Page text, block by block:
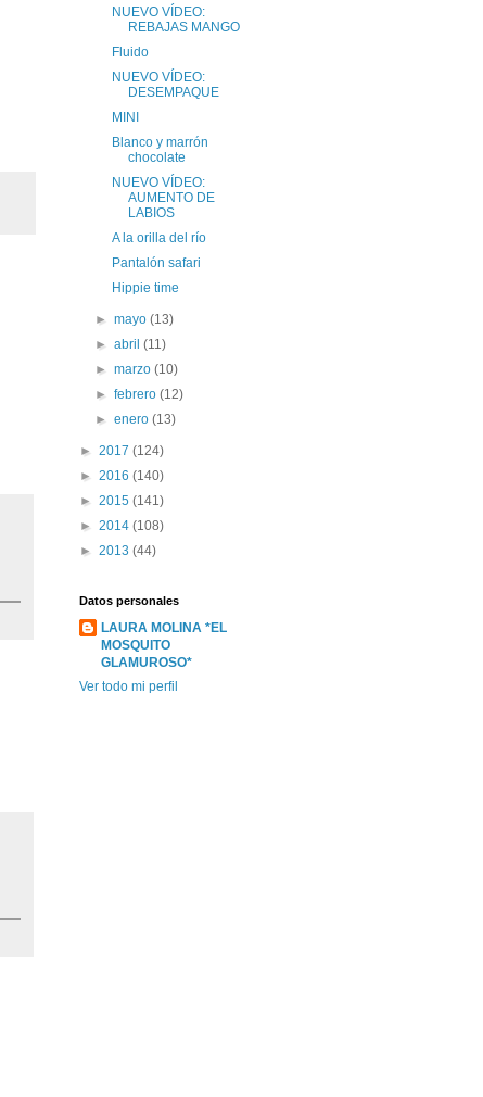
NUEVO VÍDEO:
REBAJAS MANGO
Fluido
NUEVO VÍDEO:
DESEMPAQUE
MINI
Blanco y marrón
chocolate
NUEVO VÍDEO:
AUMENTO DE
LABIOS
A la orilla del río
Pantalón safari
Hippie time
►mayo(13)
►abril(11)
►marzo(10)
►febrero(12)
►enero(13)
► 2017 (124)
► 2016 (140)
► 2015 (141)
► 2014 (108)
► 2013 (44)
Datos personales
LAURA MOLINA *EL
MOSQUITO
GLAMUROSO*
Ver todo mi perfil